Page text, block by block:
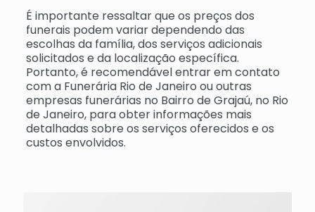
É importante ressaltar que os preços dos
funerais podem variar dependendo das
escolhas da família, dos serviços adicionais
solicitados e da localização específica.
Portanto, é recomendável entrar em contato
com a Funerária Rio de Janeiro ou outras
empresas funerárias no Bairro de Grajaú, no Rio
de Janeiro, para obter informações mais
detalhadas sobre os serviços oferecidos e os
custos envolvidos.